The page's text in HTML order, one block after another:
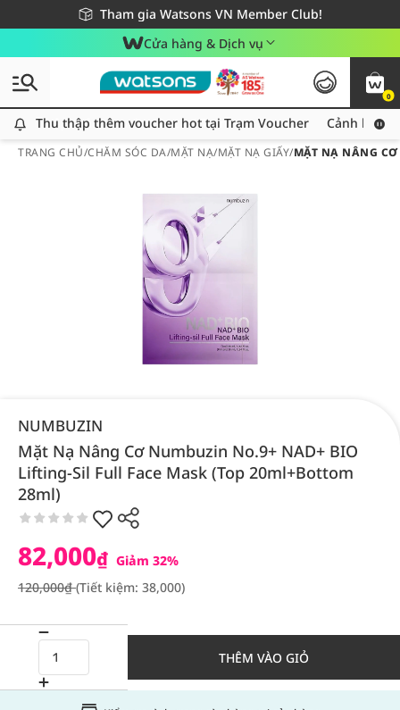
Tham gia Watsons VN Member Club!
Miễn phí giao hàng cho đơn hàng từ 249,000Đ
Giao hàng nhanh 24h - Áp dụng khu vực TP. Hồ Chí Minh
Cửa hàng & Dịch vụ
0
Thu thập thêm voucher hot tại Trạm Voucher
Thu thập thêm voucher hot tại Trạm Voucher Cảnh báo
TRANG CHỦ/CHĂM SÓC DA/MẶT NẠ/MẶT NẠ GIẤY/MẶT NẠ NÂNG
NUMBUZIN
Mặt Nạ Nâng Cơ Numbuzin No.9+ NAD+ BIO
Lifting-Sil Full Face Mask (Top 20ml+Bottom
28ml)
82,000₫ Giảm 32%
120,000₫(Tiết kiệm: 38,000)
THÊM VÀO GIỎ